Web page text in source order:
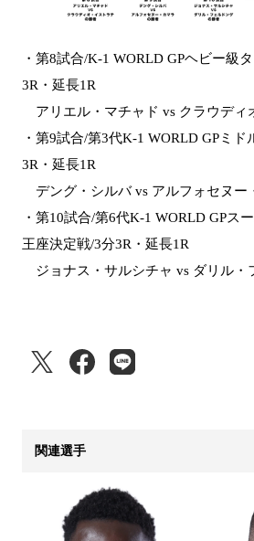
・第8試合/K-1 WORLD GPヘビー級
3R・延長1R
アリエル・マチャド vs クラウディ
・第9試合/第3代K-1 WORLD GPミ
3R・延長1R
デング・シルバ vs アルフォセヌー
・第10試合/第6代K-1 WORLD GPス
王座決定戦/3分3R・延長1R
ジョナス・サルシチャ vs ダリル・
関連選手